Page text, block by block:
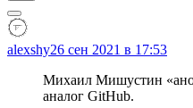
alexshy26 сен 2021 в 17:53
Михаил Мишустин
аналог GitHub.